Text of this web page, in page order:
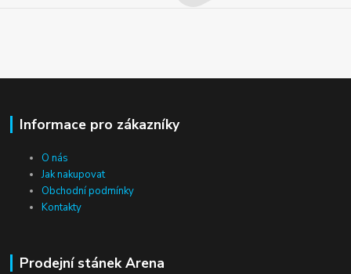
Informace pro zákazníky
O nás
Jak nakupovat
Obchodní podmínky
Kontakty
Prodejní stánek Arena